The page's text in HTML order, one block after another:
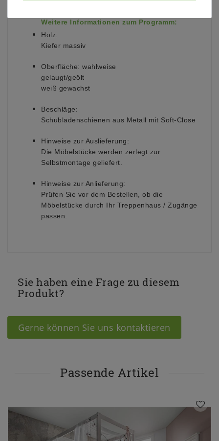
Weitere Informationen zum Programm:
Holz:
Kiefer massiv
Oberfläche: wahlweise
gelaugt/geölt
weiß gewachst
Beschläge:
Schubladenschienen aus Metall mit Soft-Close
Hinweise zur Auslieferung:
Die Möbelstücke werden zerlegt zur
Selbstmontage geliefert.
Hinweise zur Anlieferung:
Prüfen Sie vor dem Bestellen, ob die
Möbelstücke durch Ihr Treppenhaus / Zugänge
passen.
Sie haben eine Frage zu diesem
Produkt?
Gerne können Sie uns kontaktieren
Passende Artikel